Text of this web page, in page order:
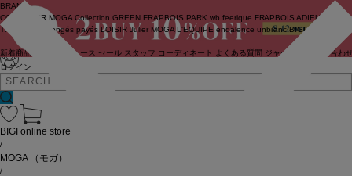
ログイン
BRAND
COUTURIER MOGA Collection GREEN FRAPBOIS PARK wb feerique FRAPBOIS ADIEU
TRISTESSE
congés payés LOISIR Julier MOGA L'EQUIPE endalence unbilanc BIGI online store
新着商品 ニュース セール スタッフ コーディネート よくある質問 ジャーナル お問い合わ
BIGI online store
/
MOGA （モガ）
/